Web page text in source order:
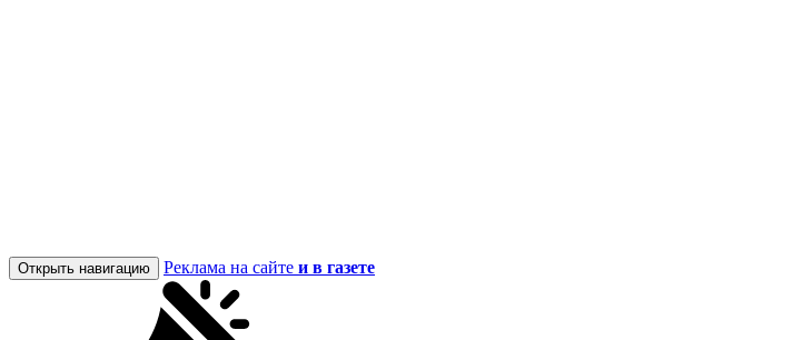
Открыть навигацию Реклама на сайте и в газете